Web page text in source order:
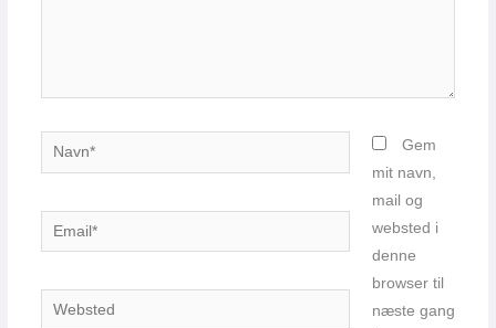
Navn*
Email*
Websted
Gem
mit navn,
mail og
websted i
denne
browser til
næste gang